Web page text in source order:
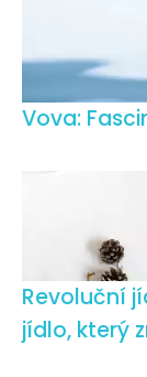
Vova:
Revoluční
jídlo, který